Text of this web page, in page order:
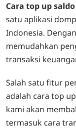
Cara top up
satu aplikasi
Indonesia.
memudahkan
transaksi
Salah satu fitur
adalah cara top
kami akan
termasuk cara